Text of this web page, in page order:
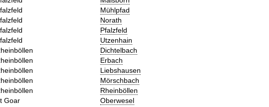
Mühlpfad
Norath
Pfalzfeld
Utzenhain
Dichtelbach
Erbach
Liebshausen
Mörschbach
Rheinböllen
Goar
Oberwesel